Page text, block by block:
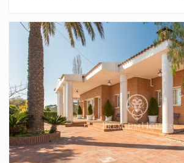
Maresme. Consta de quatre habitatges,
independents que sumen 12 habitacions,
quatre terrasses de 90m2 de gespa, 12
amb gespa; 6 salons i quatre menjadors.
situació, la piscina té sol tot el dia, una
quasi 30.000 ha de bosc. Podrà gaudir de
increïbles sobre la mar, unes cases molt
per a gaudir del clima mediterrani, una
orientada, pista d'esquaix i una ubicació
tranquil·litat, envoltada de naturalesa,
Alella és una de les poblacions de la costa
major demanda, a només 20 minutos de la